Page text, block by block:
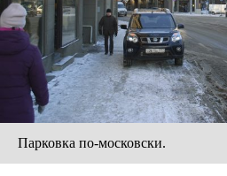
Парковка по-московски.